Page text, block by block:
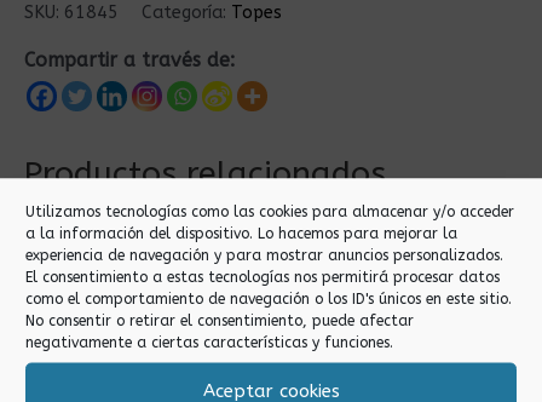
Utilizamos tecnologías como las cookies para almacenar y/o acceder
a la información del dispositivo. Lo hacemos para mejorar la
experiencia de navegación y para mostrar anuncios personalizados.
El consentimiento a estas tecnologías nos permitirá procesar datos
como el comportamiento de navegación o los ID's únicos en este sitio.
No consentir o retirar el consentimiento, puede afectar
negativamente a ciertas características y funciones.
Aceptar cookies
SKU: 61845 Categoría: Topes
Compartir a través de:
Productos relacionados